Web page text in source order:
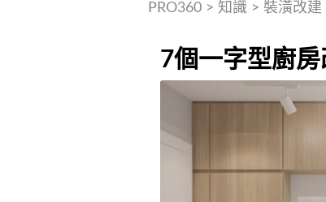
PRO360> 知識 > 裝潢改建
7個一字型廚房